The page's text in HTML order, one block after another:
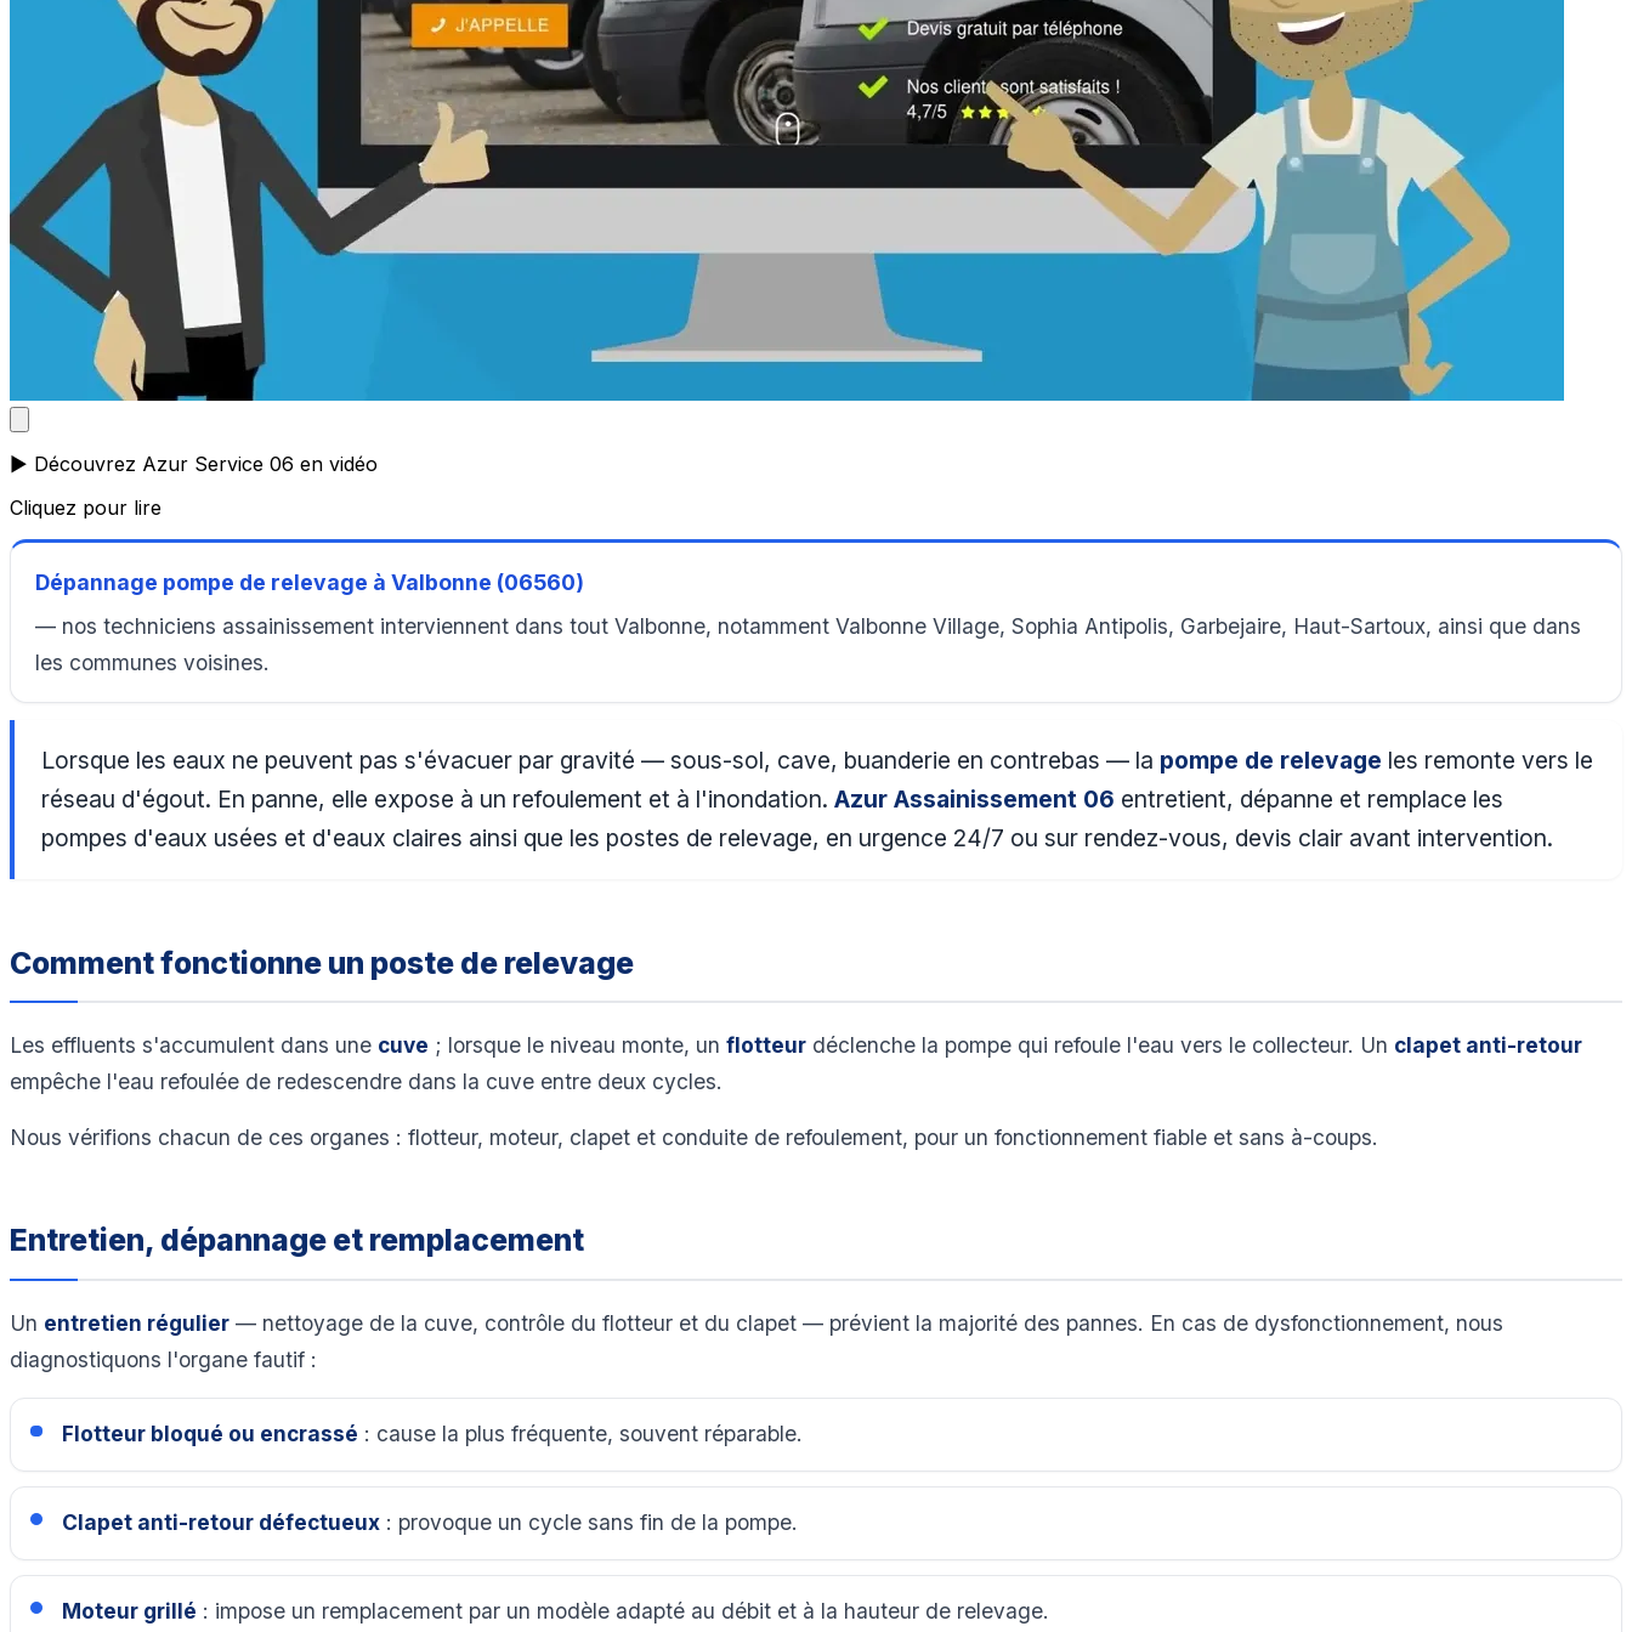
▶️ Découvrez Azur Service 06 en vidéo
Cliquez pour lire
Dépannage pompe de relevage à Valbonne (06560)
— nos techniciens assainissement interviennent dans tout Valbonne, notamment Valbonne Village, Sophia Antipolis, Garbejaire, Haut-Sartoux, ainsi que dans
les communes voisines.
Lorsque les eaux ne peuvent pas s'évacuer par gravité — sous-sol, cave, buanderie en contrebas — la pompe de relevage les remonte vers le
réseau d'égout. En panne, elle expose à un refoulement et à l'inondation.Azur Assainissement 06 entretient, dépanne et remplace les
pompes d'eaux usées et d'eaux claires ainsi que les postes de relevage, en urgence 24/7 ou sur rendez-vous, devis clair avant intervention.
Comment fonctionne un poste de relevage
Les effluents s'accumulent dans une cuve ; lorsque le niveau monte, un flotteur déclenche la pompe qui refoule l'eau vers le collecteur. Un clapet anti-retour
empêche l'eau refoulée de redescendre dans la cuve entre deux cycles.
Nous vérifions chacun de ces organes : flotteur, moteur, clapet et conduite de refoulement, pour un fonctionnement fiable et sans à-coups.
Entretien, dépannage et remplacement
Un entretien régulier — nettoyage de la cuve, contrôle du flotteur et du clapet — prévient la majorité des pannes. En cas de dysfonctionnement, nous
diagnostiquons l'organe fautif :
Flotteur bloqué ou encrassé : cause la plus fréquente, souvent réparable.
Clapet anti-retour défectueux: provoque un cycle sans fin de la pompe.
Moteur grillé : impose un remplacement par un modèle adapté au débit et à la hauteur de relevage.